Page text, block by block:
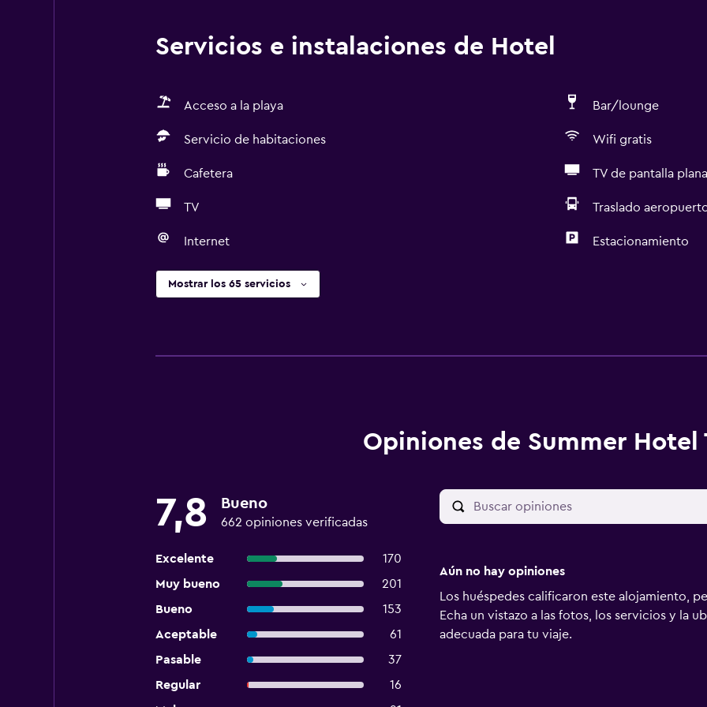
Servicios e instalaciones de Hotel
Acceso a la playa Bar/lounge
Servicio de habitaciones Wifi gratis
Cafetera TV de pantalla plana
TV Traslado
Internet Estacionamiento
Mostrar los 65 servicios
Opiniones de Summer Hotel
7,8 Bueno
662 opiniones verificadas
Excelente
170
Muy bueno
201
Bueno
153
Aceptable
61
Pasable
37
Regular
16
Aún no hay opiniones
Los huéspedes calificaron este alojamiento,
Echa un vistazo a las fotos, los servicios y la
adecuada para tu viaje.